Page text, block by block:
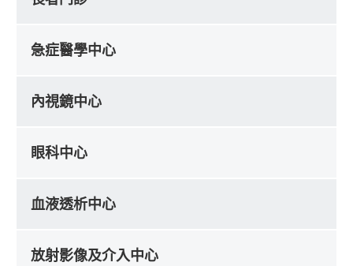
急症醫學中心
內視鏡中心
眼科中心
血液透析中心
放射影像及介入中心